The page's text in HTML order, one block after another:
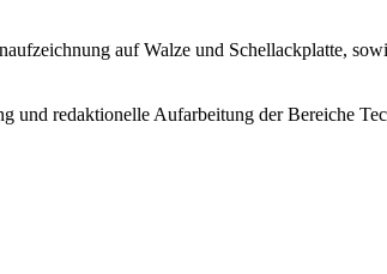
auf Walze und Schellackplatte,
und redaktionelle Aufarbeitung der Bereiche